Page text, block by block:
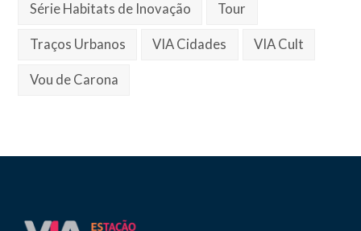
Série Habitats de Inovação Tour
Traços Urbanos VIA Cidades VIA Cult
Vou de Carona